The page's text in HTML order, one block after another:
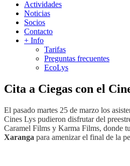
Actividades
Noticias
Socios
Contacto
+ Info
Tarifas
Preguntas frecuentes
EcoLys
Cita a Ciegas con el
El pasado martes 25 de marzo los
Cines Lys pudieron disfrutar del
‪Caramel Films y Karma Films, donde
Xaranga para amenizar el final de la